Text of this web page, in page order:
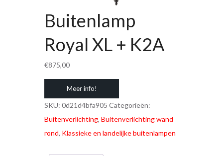
Buitenlamp
Royal XL + K2A
€875,00
Meer info!
SKU: 0d21d4bfa905 Categorieën:
Buitenverlichting, Buitenverlichting wand
rond, Klassieke en landelijke buitenlampen